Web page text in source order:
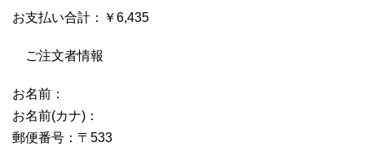
お支払い合計：￥6,435
ご注文者情報
お名前：
お名前(カナ)：
郵便番号：〒533